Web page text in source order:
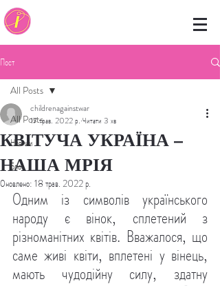
Пост
All Posts
Новини
Блог
All Posts
КВІТУЧА УКРАЇНА –
НАША МРІЯ
childrenagainstwar
17 трав. 2022 р. Читати 3 хв
Оновлено: 18 трав. 2022 р.
Одним із символів українського
народу є вінок, сплетений з
різноманітних квітів. Вважалося, що
саме живі квіти, вплетені у вінець,
мають чудодійну силу, здатну